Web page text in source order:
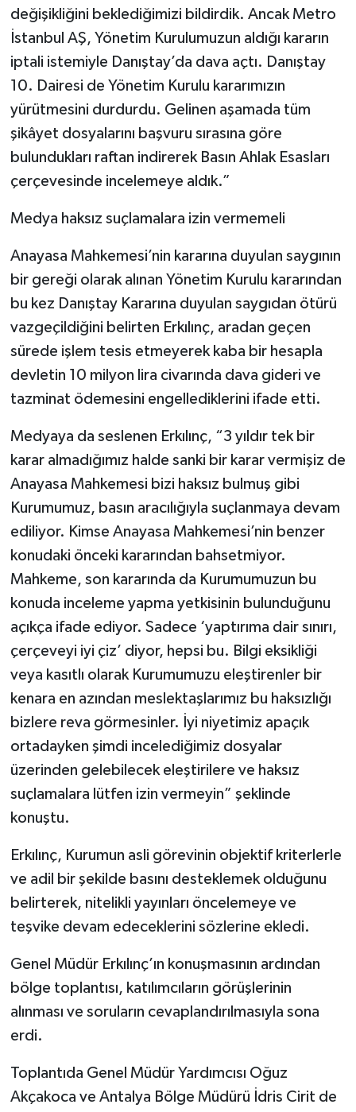
değişikliğini beklediğimizi bildirdik. Ancak Metro
İstanbul AŞ, Yönetim Kurulumuzun aldığı kararın
iptali istemiyle Danıştay’da dava açtı. Danıştay
10. Dairesi de Yönetim Kurulu kararımızın
yürütmesini durdurdu. Gelinen aşamada tüm
şikâyet dosyalarını başvuru sırasına göre
bulundukları raftan indirerek Basın Ahlak Esasları
çerçevesinde incelemeye aldık.”
Medya haksız suçlamalara izin vermemeli
Anayasa Mahkemesi’nin kararına duyulan saygının
bir gereği olarak alınan Yönetim Kurulu kararından
bu kez Danıştay Kararına duyulan saygıdan ötürü
vazgeçildiğini belirten Erkılınç, aradan geçen
sürede işlem tesis etmeyerek kaba bir hesapla
devletin 10 milyon lira civarında dava gideri ve
tazminat ödemesini engellediklerini ifade etti.
Medyaya da seslenen Erkılınç, “3 yıldır tek bir
karar almadığımız halde sanki bir karar vermişiz de
Anayasa Mahkemesi bizi haksız bulmuş gibi
Kurumumuz, basın aracılığıyla suçlanmaya devam
ediliyor. Kimse Anayasa Mahkemesi’nin benzer
konudaki önceki kararından bahsetmiyor.
Mahkeme, son kararında da Kurumumuzun bu
konuda inceleme yapma yetkisinin bulunduğunu
açıkça ifade ediyor. Sadece ‘yaptırıma dair sınırı,
çerçeveyi iyi çiz’ diyor, hepsi bu. Bilgi eksikliği
veya kasıtlı olarak Kurumumuzu eleştirenler bir
kenara en azından meslektaşlarımız bu haksızlığı
bizlere reva görmesinler. İyi niyetimiz apaçık
ortadayken şimdi incelediğimiz dosyalar
üzerinden gelebilecek eleştirilere ve haksız
suçlamalara lütfen izin vermeyin” şeklinde
konuştu.
Erkılınç, Kurumun asli görevinin objektif kriterlerle
ve adil bir şekilde basını desteklemek olduğunu
belirterek, nitelikli yayınları öncelemeye ve
teşvike devam edeceklerini sözlerine ekledi.
Genel Müdür Erkılınç’ın konuşmasının ardından
bölge toplantısı, katılımcıların görüşlerinin
alınması ve soruların cevaplandırılmasıyla sona
erdi.
Toplantıda Genel Müdür Yardımcısı Oğuz
Akçakoca ve Antalya Bölge Müdürü İdris Cirit de